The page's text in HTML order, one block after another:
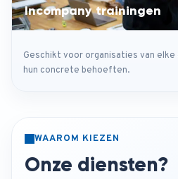
Incompany trainingen
Geschikt voor organisaties van
hun concrete behoeften.
WAAROM KIEZEN
Onze diensten?